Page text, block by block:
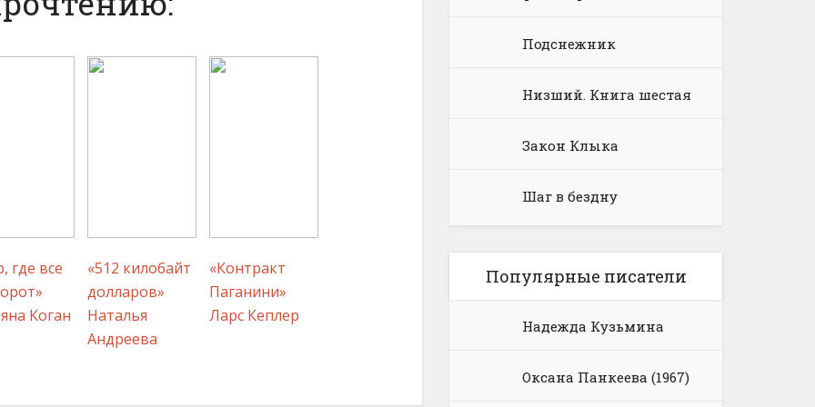
где все
Коган
«512 килобайт
долларов»
Наталья
Андреева
«Контракт
Паганини»
Ларс Кеплер
Подснежник
Низший. Книга шестая
Закон Клыка
Шаг в бездну
Популярные писатели
Надежда Кузьмина
Оксана Панкеева (1967)